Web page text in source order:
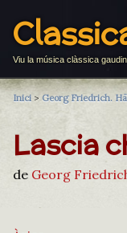
Viu la música clàssica
Inici > Georg Friedrich.
Lascia
de Georg